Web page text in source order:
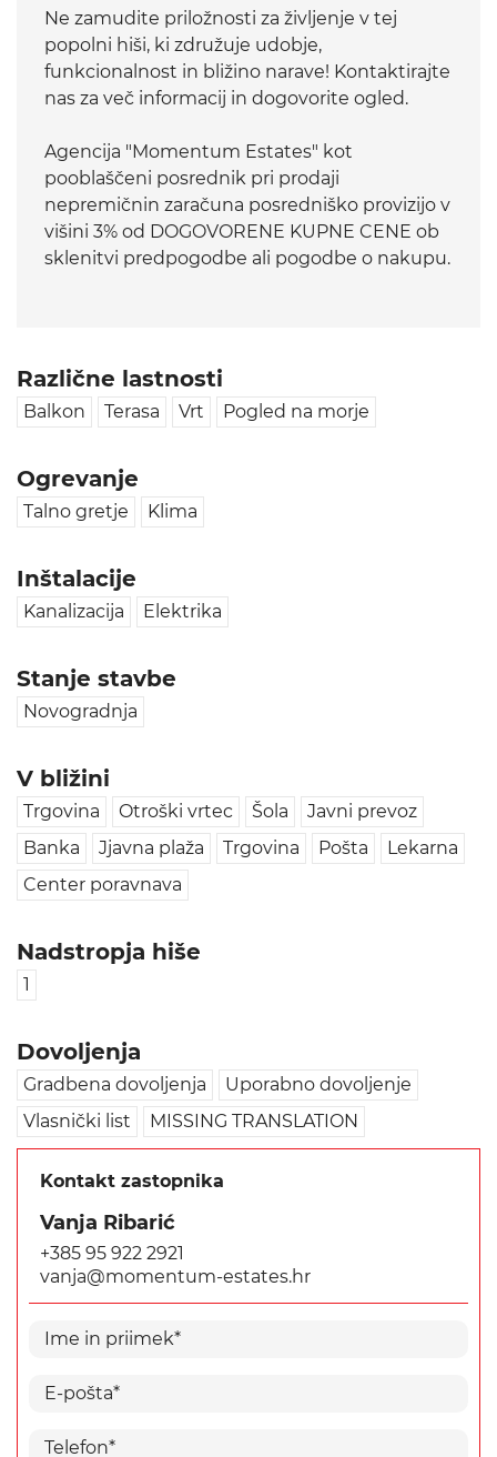
Ne zamudite priložnosti za življenje v tej
popolni hiši, ki združuje udobje,
funkcionalnost in bližino narave! Kontaktirajte
nas za več informacij in dogovorite ogled.
Agencija "Momentum Estates" kot
pooblaščeni posrednik pri prodaji
nepremičnin zaračuna posredniško provizijo v
višini 3% od DOGOVORENE KUPNE CENE ob
sklenitvi predpogodbe ali pogodbe o nakupu.
Različne lastnosti
Balkon Terasa Vrt Pogled na morje
Ogrevanje
Talno gretje Klima
Inštalacije
Kanalizacija Elektrika
Stanje stavbe
Novogradnja
V bližini
Trgovina Otroški vrtec Šola
Javni prevoz
Banka
Jjavna plaža Trgovina Pošta
Lekarna
Center poravnava
Nadstropja hiše
1
Dovoljenja
Gradbena dovoljenja
Uporabno dovoljenje
Vlasnički list
MISSING TRANSLATION
Kontakt zastopnika
Vanja Ribarić
+385 95 922 2921
vanja@momentum-estates.hr